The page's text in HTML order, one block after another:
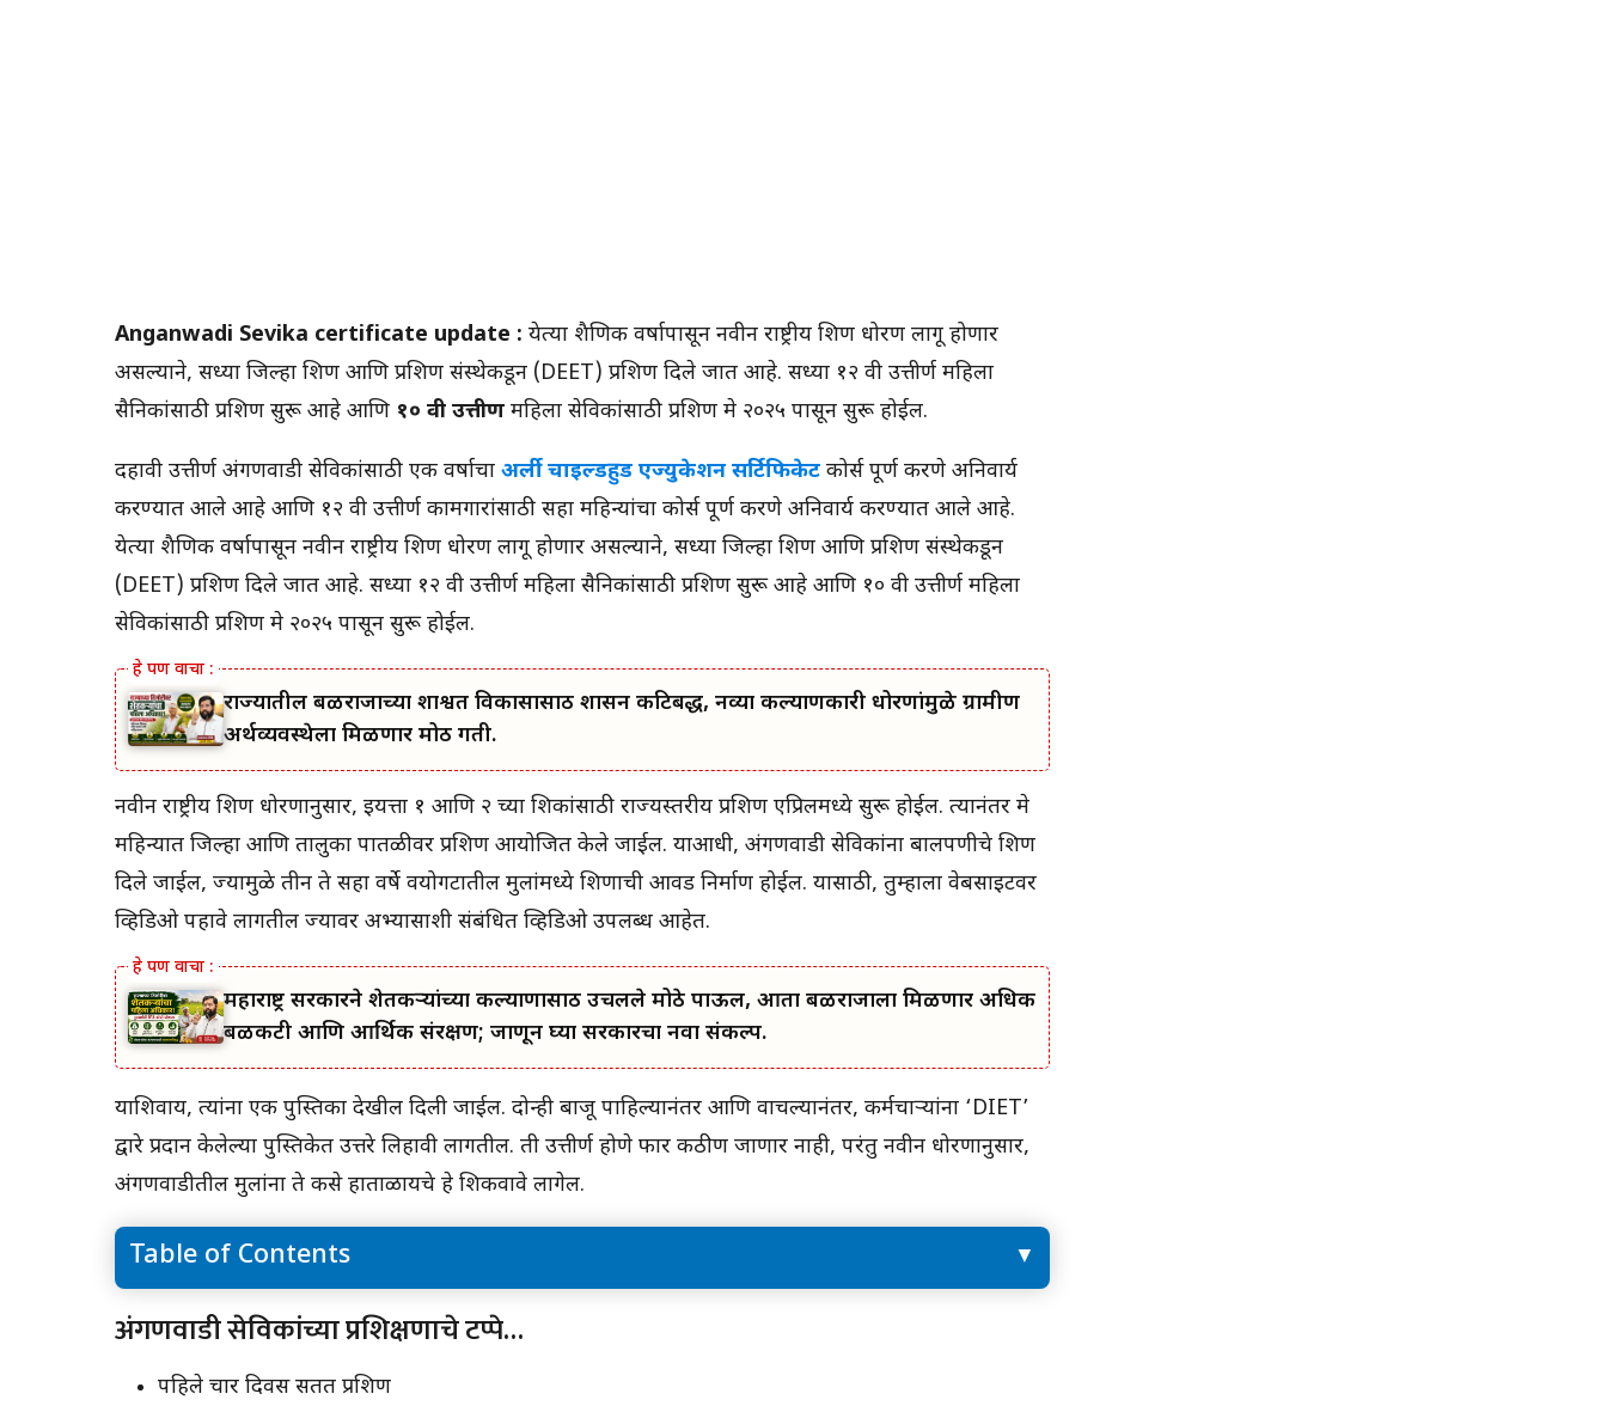
Anganwadi Sevika certificate update : येत्या शैक्षणिक वर्षापासून नवीन राष्ट्रीय शिक्षण धोरण लागू होणार
असल्याने, सध्या जिल्हा शिक्षण आणि प्रशिक्षण संस्थेकडून (DEET) प्रशिक्षण दिले जात आहे. सध्या १२ वी उत्तीर्ण महिला
सैनिकांसाठी प्रशिक्षण सुरू आहे आणि १० वी उत्तीर्ण महिला सेविकांसाठी प्रशिक्षण मे २०२५ पासून सुरू होईल.
दहावी उत्तीर्ण अंगणवाडी सेविकांसाठी एक वर्षाचा अर्ली चाइल्डहुड एज्युकेशन सर्टिफिकेट कोर्स पूर्ण करणे अनिवार्य
करण्यात आले आहे आणि १२ वी उत्तीर्ण कामगारांसाठी सहा महिन्यांचा कोर्स पूर्ण करणे अनिवार्य करण्यात आले आहे.
येत्या शैक्षणिक वर्षापासून नवीन राष्ट्रीय शिक्षण धोरण लागू होणार असल्याने, सध्या जिल्हा शिक्षण आणि प्रशिक्षण संस्थेकडून
(DEET) प्रशिक्षण दिले जात आहे. सध्या १२ वी उत्तीर्ण महिला सैनिकांसाठी प्रशिक्षण सुरू आहे आणि १० वी उत्तीर्ण महिला
सेविकांसाठी प्रशिक्षण मे २०२५ पासून सुरू होईल.
राज्यातील बळीराजाच्या शाश्वत विकासासाठी शासन कटिबद्ध, नव्या कल्याणकारी धोरणांमुळे ग्रामीण
अर्थव्यवस्थेला मिळणार मोठी गती.
नवीन राष्ट्रीय शिक्षण धोरणानुसार, इयत्ता १ आणि २ च्या शिक्षकांसाठी राज्यस्तरीय प्रशिक्षण एप्रिलमध्ये सुरू होईल. त्यानंतर मे
महिन्यात जिल्हा आणि तालुका पातळीवर प्रशिक्षण आयोजित केले जाईल. याआधी, अंगणवाडी सेविकांना बालपणीचे शिक्षण
दिले जाईल, ज्यामुळे तीन ते सहा वर्षे वयोगटातील मुलांमध्ये शिक्षणाची आवड निर्माण होईल. यासाठी, तुम्हाला वेबसाइटवर
व्हिडिओ पहावे लागतील ज्यावर अभ्यासाशी संबंधित व्हिडिओ उपलब्ध आहेत.
महाराष्ट्र सरकारने शेतकऱ्यांच्या कल्याणासाठी उचलले मोठे पाऊल, आता बळीराजाला मिळणार अधिक
बळकटी आणि आर्थिक संरक्षण; जाणून घ्या सरकारचा नवा संकल्प.
याशिवाय, त्यांना एक पुस्तिका देखील दिली जाईल. दोन्ही बाजू पाहिल्यानंतर आणि वाचल्यानंतर, कर्मचाऱ्यांना ‘DIET’
द्वारे प्रदान केलेल्या पुस्तिकेत उत्तरे लिहावी लागतील. ती उत्तीर्ण होणे फार कठीण जाणार नाही, परंतु नवीन धोरणानुसार,
अंगणवाडीतील मुलांना ते कसे हाताळायचे हे शिकवावे लागेल.
Table of Contents
अंगणवाडी सेविकांच्या प्रशिक्षणाचे टप्पे…
अंगणवाडी सेविकांना प्रशिक्षित केले जाईल आणि त्यांना बाल
शिक्षणाचे प्रमाणपत्र दिले जाईल.
अंगणवाडी सेविकांच्या प्रशिक्षणाचे टप्पे…
पहिले चार दिवस सतत प्रशिक्षण